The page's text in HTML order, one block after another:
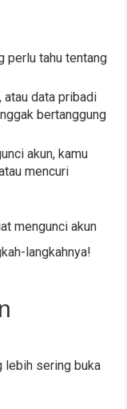
perlu tahu tentang
atau data pribadi
bertanggung
akun, kamu
mencuri
mengunci akun
langkahnya!
lebih sering buka